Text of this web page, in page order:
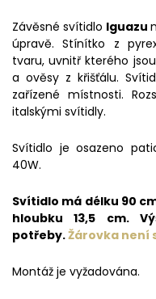
Závěsné svítidlo Iguazu
úpravě. Stínítko z
tvaru, uvnitř kterého
a ověsy z křišťálu.
zařízené místnosti.
italskými svítidly.
Svítidlo je osazeno
40W.
Svítidlo má délku 90
hloubku 13,5 cm.
potřeby.Žárovka není
Montáž je vyžadována.